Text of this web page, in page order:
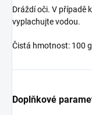
Dráždí oči. V případě
vyplachujte vodou.
Čistá hmotnost: 100 g
Doplňkové